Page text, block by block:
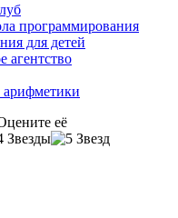
программирования
для детей
агентство
арифметики
её